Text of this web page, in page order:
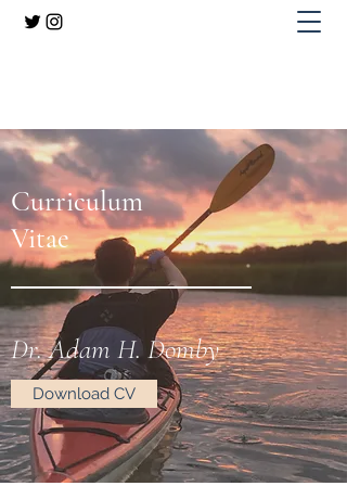
Curriculum
Vitae
Dr. Adam H. Domby
Download CV